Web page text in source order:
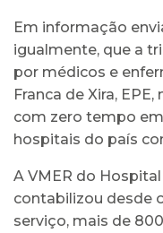
Em informação
igualmente, que a
por médicos e
Franca de Xira,
com zero tempo
hospitais do país
A VMER do Hospital
contabilizou desde
serviço, mais de